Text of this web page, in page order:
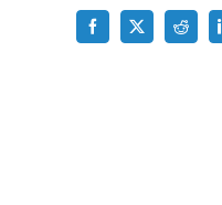
Facebook
X Reddit